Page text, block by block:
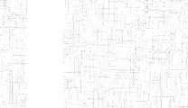
GAROUA
ENBIEG DE
GAROUA